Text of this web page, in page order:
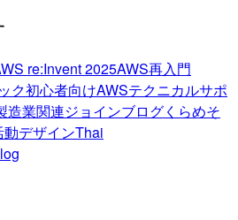
re:Invent 2025AWS再入門
ク初心者向けAWSテクニカルサポ
造業関連ジョインブログくらめそ
動デザインThai